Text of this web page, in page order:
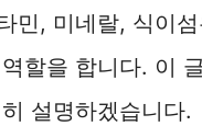
민, 미네랄, 식이
할을 합니다. 이
설명하겠습니